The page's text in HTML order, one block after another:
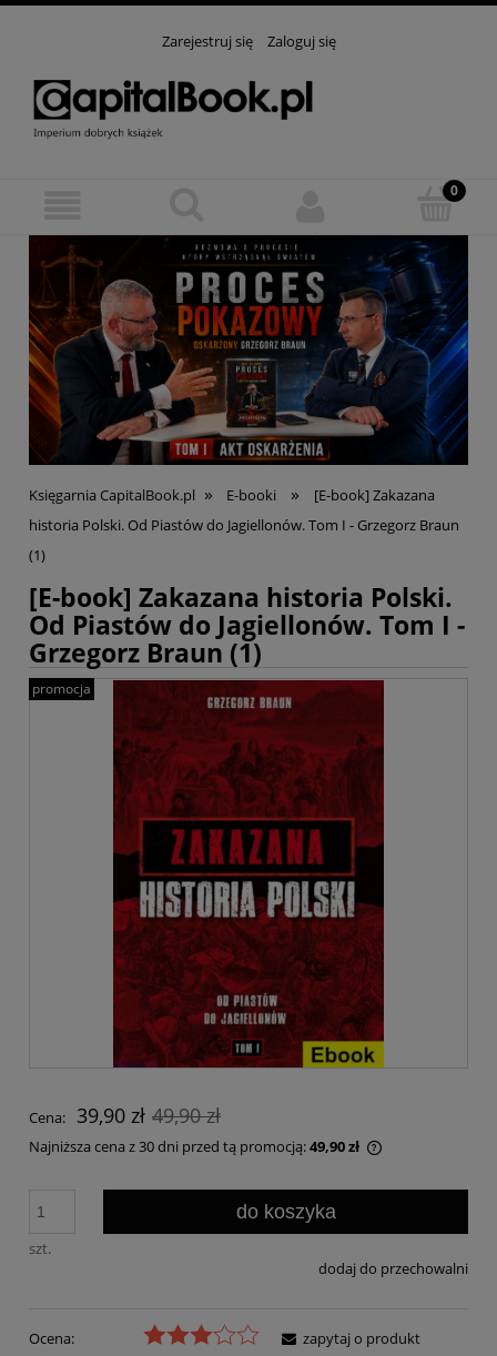
Zarejestruj się Zaloguj się
Księgarnia CapitalBook.pl » E-booki »
[E-book] Zakazana
historia Polski. Od Piastów do Jagiellonów. Tom I - Grzegorz Braun
(1)
[E-book] Zakazana historia Polski.
Od Piastów do Jagiellonów. Tom I -
Grzegorz Braun (1)
promocja
Cena: 39,90 zł 49,90 zł
Najniższa cena z 30 dni przed tą promocją:49,90 zł
30 dni,
sprzedaży.
szt.
do koszyka
dodaj do przechowalni
Ocena:
zapytaj o produkt